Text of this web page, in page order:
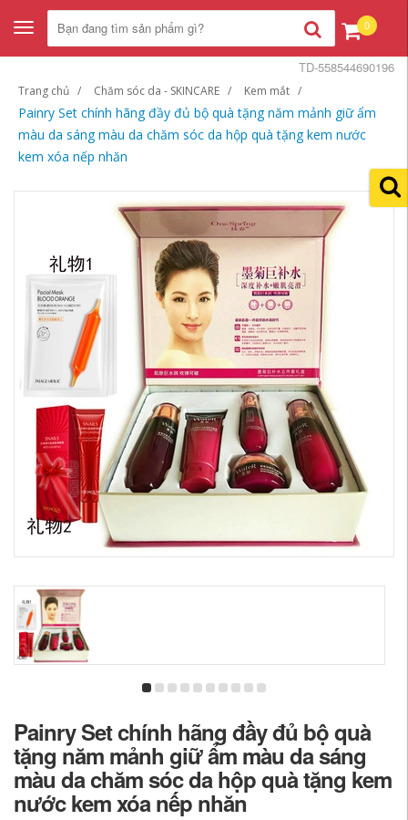
Toggle
navigation
0
Trang chủ Chăm sóc da - SKINCARE Kem mắt
Painry Set chính hãng đầy đủ bộ quà tặng năm mảnh giữ ẩm
màu da sáng màu da chăm sóc da hộp quà tặng kem nước
kem xóa nếp nhăn
TD-558544690196
Painry Set chính hãng đầy đủ bộ quà
tặng năm mảnh giữ ẩm màu da sáng
màu da chăm sóc da hộp quà tặng kem
nước kem xóa nếp nhăn